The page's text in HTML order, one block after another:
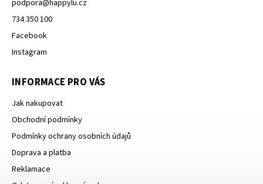
podpora@happylu.cz
734 350 100
Facebook
Instagram
INFORMACE PRO VÁS
Jak nakupovat
Obchodní podmínky
Podmínky ochrany osobních údajů
Doprava a platba
Reklamace